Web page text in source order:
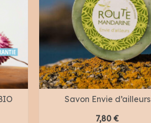
Savon Envie d’ailleurs
7,80 €